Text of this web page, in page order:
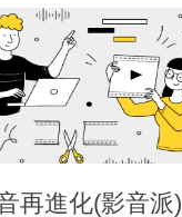
再進化(影音派)